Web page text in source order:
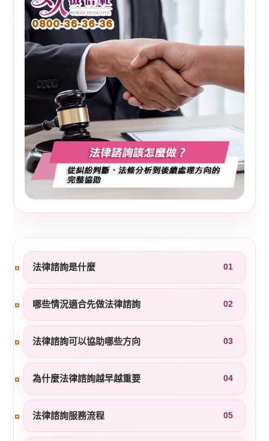
法律諮詢是什麼 01
哪些情況適合先做法律諮詢 02
法律諮詢可以協助哪些方向 03
為什麼法律諮詢越早越重要 04
法律諮詢服務流程 05